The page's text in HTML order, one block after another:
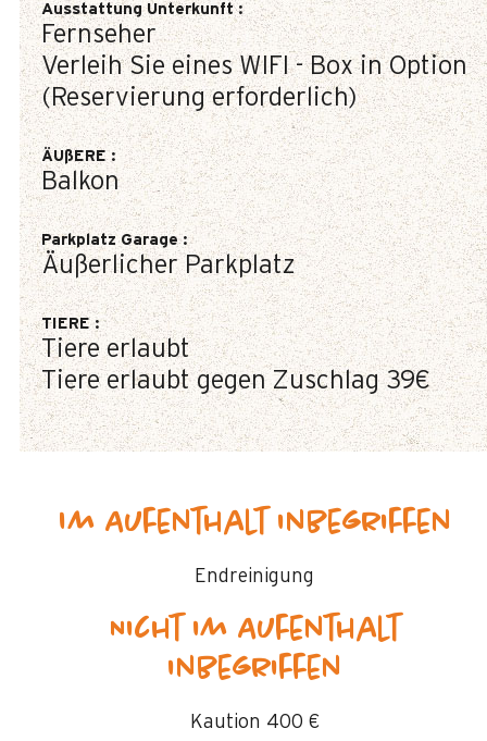
Ausstattung Unterkunft:
Fernseher
Verleih Sie eines WIFI - Box in Option
(Reservierung erforderlich)
ÄUßERE:
Balkon
Parkplatz Garage:
Äußerlicher Parkplatz
TIERE:
Tiere erlaubt
Tiere erlaubt gegen Zuschlag 39€
Im Aufenthalt inbegriffen
Endreinigung
Nicht im Aufenthalt
inbegriffen
Kaution 400 €